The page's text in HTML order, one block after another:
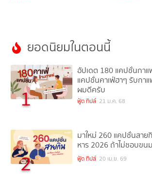
ยอดนิยมในตอนนี้
1
อัปเดต 180 แคปชั่นกา
แคปชั่นคาเฟ่ฮาๆ รับกา
ผมดีครับ
ฟู้ด ทิปส์ 21 ม.ค. 68
2
มาใหม่ 260 แคปชั่นสา
หาร 2026 ถ้าไม่ชอบขน
ฟู้ด ทิปส์ 20 เม.ย. 69